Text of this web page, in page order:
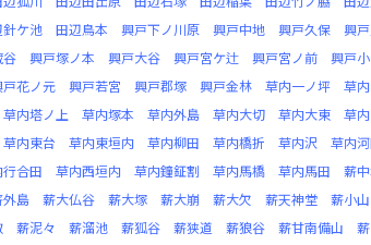
針ケ池 田辺鳥本 興戸下ノ川原 興戸中地 興戸久保 興
谷 興戸塚ノ本 興戸大谷 興戸宮ケ辻 興戸宮ノ前 興戸
戸花ノ元 興戸若宮 興戸郡塚 興戸金林 草内一ノ坪 草
草内塔ノ上 草内塚本 草内外島 草内大切 草内大東 草
草内東台 草内東垣内 草内柳田 草内橋折 草内沢 草内
合田 草内西垣内 草内鐘鉦割 草内馬橋 草内馬田 薪
外島 薪大仏谷 薪大塚 薪大崩 薪大欠 薪天神堂 薪小山
薪泥々 薪溜池 薪狐谷 薪狭道 薪狼谷 薪甘南備山